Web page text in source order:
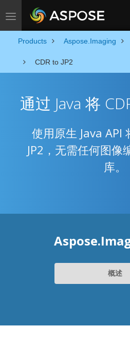
Toggle navigation
Products Aspose.Imaging
CDR to JP2
通过 Java 将
使用原生 Java API
JP2，无需任何图像
库。
概述